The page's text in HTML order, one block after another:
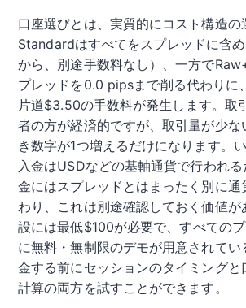
口座選びとは、実質的にコスト構造の
Standardはすべてをスプレッドに含
から、別途手数料なし）、一方で
プレッドを0.0 pipsまで削る代わりに
片道$3.50の手数料が発生します。取
者の方が経済的ですが、取引量が少な
き数字が1つ増えるだけになります。
入金はUSDなどの基軸通貨で行われ
金にはスプレッドとはまったく別に通
わり、これは別途確認しておく価値が
設には最低$100が必要で、すべての
に無料・無制限のデモが用意されてい
金する前にセッションのタイミングと
計算の両方を試すことができます。